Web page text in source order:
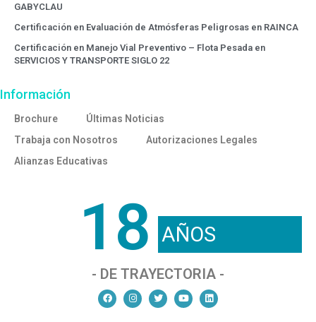
GABYCLAU
Certificación en Evaluación de Atmósferas Peligrosas en RAINCA
Certificación en Manejo Vial Preventivo – Flota Pesada en
SERVICIOS Y TRANSPORTE SIGLO 22
Información
Brochure
Últimas Noticias
Trabaja con Nosotros
Autorizaciones Legales
Alianzas Educativas
18 AÑOS
- DE TRAYECTORIA -